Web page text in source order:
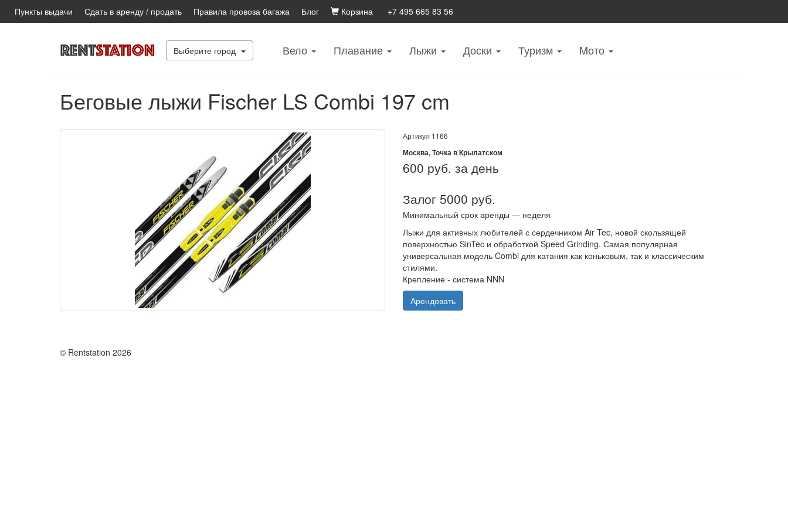
Пункты выдачи Сдать в аренду / продать Правила провоза багажа Блог Корзина +7 495 665 83 56
Выберите город Вело Плавание Лыжи Доски Туризм Mото
Беговые лыжи Fischer LS Combi 197 cm
Артикул 1166
Москва, Точка в Крылатском
600 руб. за день
Залог 5000 руб.
Минимальный срок аренды — неделя
Лыжи для активных любителей с сердечником Air Tec, новой скользящей
поверхностью SinTec и обработкой Speed Grinding. Самая популярная
универсальная модель Combi для катания как коньковым, так и классическим
стилями.
Крепление - система NNN
Арендовать
© Rentstation 2026